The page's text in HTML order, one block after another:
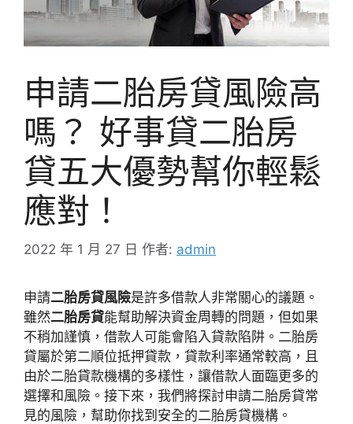
申請二胎房貸風險高
嗎？ 好事貸二胎房
貸五大優勢幫你輕鬆
應對！
2022 年 1 月 27 日 作者: admin
申請二胎房貸風險是許多借款人非常關心的議題。
雖然二胎房貸能幫助解決資金周轉的問題，但如果
不稍加謹慎，借款人可能會陷入貸款陷阱。二胎房
貸屬於第二順位抵押貸款，貸款利率通常較高，且
由於二胎貸款機構的多樣性，讓借款人面臨更多的
選擇和風險。接下來，我們將探討申請二胎房貸常
見的風險，幫助你找到安全的二胎房貸機構。